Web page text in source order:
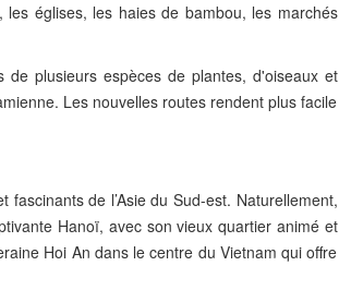
églises, les haies de bambou, les marchés
plusieurs espèces de plantes, d'oiseaux et
Les nouvelles routes rendent plus facile
de l’Asie du Sud-est. Naturellement,
Hanoï, avec son vieux quartier animé et
Hoi An dans le centre du Vietnam qui offre